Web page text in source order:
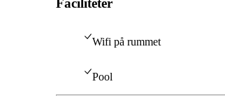
Faciliteter
Wifi på rummet
Pool